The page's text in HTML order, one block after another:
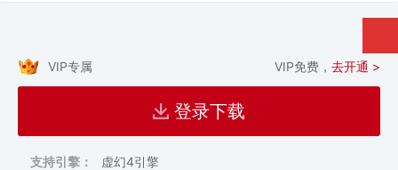
VIP专属 VIP免费， 去开通 >
登录下载
支持引擎：
虚幻4引擎